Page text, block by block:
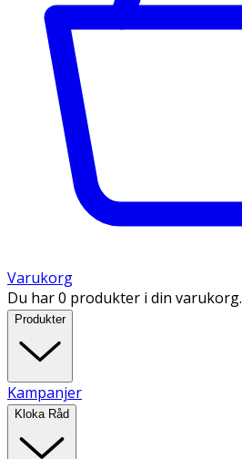
Varukorg
Du har 0 produkter i din varukorg.
Produkter
Kampanjer
Kloka Råd